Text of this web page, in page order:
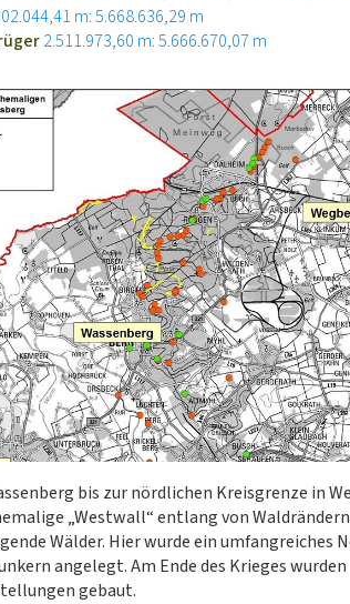
m: 5.668.636,29 m
2.511.973,60 m: 5.666.670,07 m
bis zur nördlichen Kreisgrenze in
„Westwall“ entlang von
Wälder. Hier wurde ein umfangreiches
angelegt. Am Ende des Krieges wurden
gebaut.